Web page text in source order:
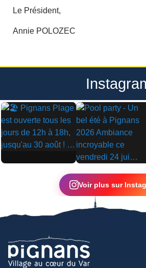
Le Président,
Annie POLOZEC
▶
▶
Voir plus sur